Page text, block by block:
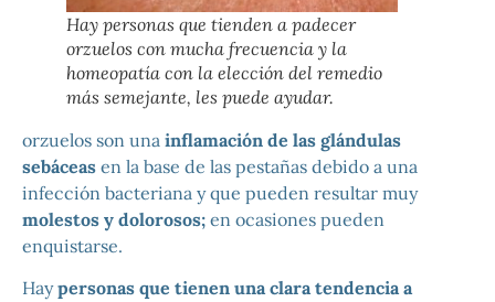
Hay personas que tienden a padecer
orzuelos con mucha frecuencia y la
homeopatía con la elección del remedio
más semejante, les puede ayudar.
orzuelos son una inflamación de las glándulas
sebáceas en la base de las pestañas debido a una
infección bacteriana y que pueden resultar muy
molestos y dolorosos; en ocasiones pueden
enquistarse.
Haypersonas que tienen una clara tendencia a